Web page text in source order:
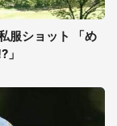
服ショット 「め